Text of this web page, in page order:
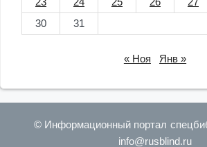
30
31
« Ноя Янв »
© Информационный портал
info@rusblind.ru